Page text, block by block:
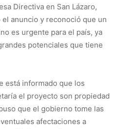
Directiva en San Lázaro,
anuncio y reconoció que un
es urgente para el país, ya
potenciales que tiene
está informado que los
el proyecto son propiedad
que el gobierno tome las
afectaciones a